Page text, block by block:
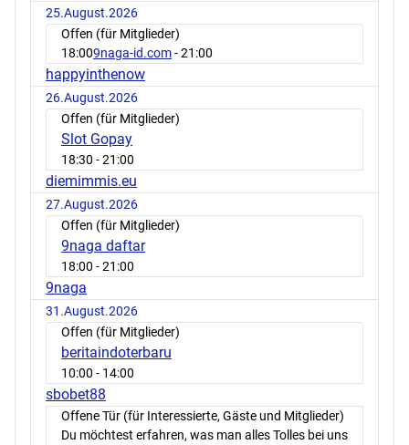
25.August.2026
Offen (für Mitglieder)
18:009naga-id.com- 21:00
happyinthenow
26.August.2026
Offen (für Mitglieder)
Slot Gopay
18:30 - 21:00
diemimmis.eu
27.August.2026
Offen (für Mitglieder)
9naga daftar
18:00 - 21:00
9naga
31.August.2026
Offen (für Mitglieder)
beritaindoterbaru
10:00 - 14:00
sbobet88
Offene Tür (für Interessierte, Gäste und Mitglieder)
Du möchtest erfahren, was man alles Tolles bei uns